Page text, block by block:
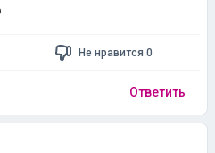
Не нравится 0
Ответить